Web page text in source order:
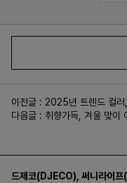
이전글 : 2025년 트렌드 컬러
다음글 : 취향가득, 겨울 맞이
드제코(DJECO) 써니라이